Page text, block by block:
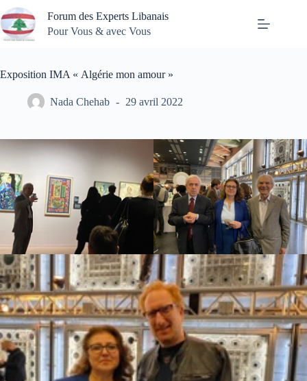
Passer
au
contenu
Forum des Experts Libanais
Pour Vous & avec Vous
Exposition IMA « Algérie mon amour »
Nada Chehab 29 avril 2022